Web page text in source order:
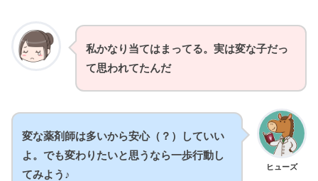
私かなり当てはまってる。実は変な子だっ
て思われてたんだ
ヒューズ
変な薬剤師は多いから安心（？）していい
よ。でも変わりたいと思うなら一歩行動し
てみよう♪